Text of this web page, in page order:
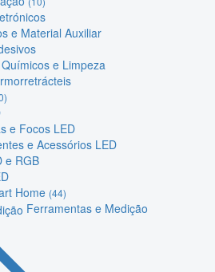
e Material Auxiliar
e Limpeza
e Focos LED
e Acessórios LED
e RGB
Home (44)
Ferramentas e Medição